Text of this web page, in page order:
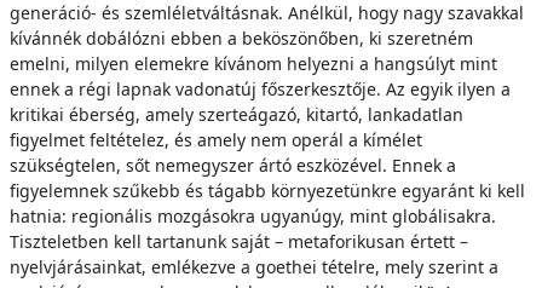
generáció- és szemléletváltásnak. Anélkül, hogy nagy szavakkal
kívánnék dobálózni ebben a beköszönőben, ki szeretném
emelni, milyen elemekre kívánom helyezni a hangsúlyt mint
ennek a régi lapnak vadonatúj főszerkesztője. Az egyik ilyen a
kritikai éberség, amely szerteágazó, kitartó, lankadatlan
figyelmet feltételez, és amely nem operál a kímélet
szükségtelen, sőt nemegyszer ártó eszközével. Ennek a
figyelemnek szűkebb és tágabb környezetünkre egyaránt ki kell
hatnia: regionális mozgásokra ugyanúgy, mint globálisakra.
Tiszteletben kell tartanunk saját – metaforikusan értett –
nyelvjárásainkat, emlékezve a goethei tételre, mely szerint a